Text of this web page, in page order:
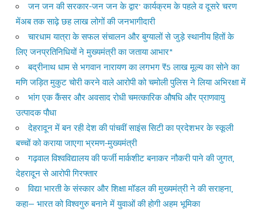
जन जन की सरकार-जन जन के द्वार’ कार्यक्रम के पहले व दूसरे चरण
मेंअब तक साढ़े छह लाख लोगों की जनभागीदारी
चारधाम यात्रा के सफल संचालन और बुग्यालों से जुड़े स्थानीय हितों के
लिए जनप्रतिनिधियों ने मुख्यमंत्री का जताया आभार*
बद्रीनाथ धाम से भगवान नारायण का लगभग ₹5 लाख मूल्य का सोने का
मणि जड़ित मुकुट चोरी करने वाले आरोपी को चमोली पुलिस ने लिया अभिरक्षा में
भांग एक कैंसर और अवसाद रोधी चमत्कारिक औषधि और प्राणवायु
उत्पादक पौधा
देहरादून में बन रही देश की पांचवीं साइंस सिटी का प्रदेशभर के स्कूली
बच्चों को कराया जाएगा भ्रमण-मुख्यमंत्री
गढ़वाल विश्वविद्यालय की फर्जी मार्कशीट बनाकर नौकरी पाने की जुगत,
देहरादून से आरोपी गिरफ्तार
विद्या भारती के संस्कार और शिक्षा मॉडल की मुख्यमंत्री ने की सराहना,
कहा— भारत को विश्वगुरु बनाने में युवाओं की होगी अहम भूमिका